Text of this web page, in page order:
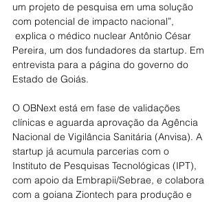
um projeto de pesquisa em uma solução
com potencial de impacto nacional”,
explica o médico nuclear Antônio César
Pereira, um dos fundadores da startup. Em
entrevista para a página do governo do
Estado de Goiás.
O OBNext está em fase de validações
clínicas e aguarda aprovação da Agência
Nacional de Vigilância Sanitária (Anvisa). A
startup já acumula parcerias com o
Instituto de Pesquisas Tecnológicas (IPT),
com apoio da Embrapii/Sebrae, e colabora
com a goiana Ziontech para produção e